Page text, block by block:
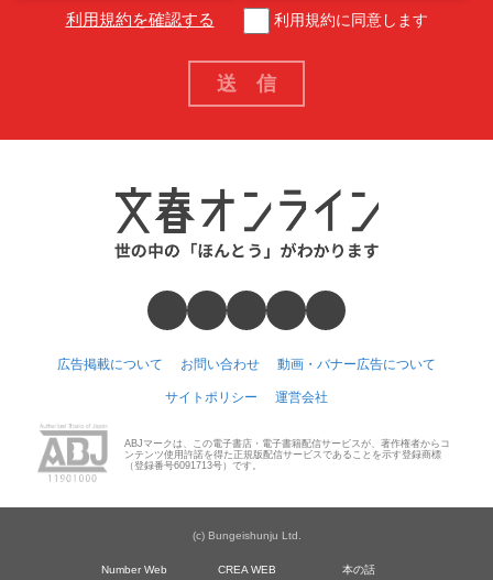
利用規約を確認する 利用規約に同意します
広告掲載について お問い合わせ 動画・バナー広告について
サイトポリシー 運営会社
ABJマークは、この電子書店・電子書籍配信サービスが、著作権者からコ
ンテンツ使用許諾を得た正規版配信サービスであることを示す登録商標
（登録番号6091713号）です。
(c) Bungeishunju Ltd.
Number Web CREA WEB 本の話